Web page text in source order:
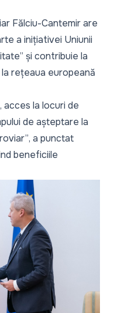
Fălciu-Cantemir are
a inițiativei Uniunii
și contribuie la
rețeaua europeană
acces la locuri de
de așteptare la
, a punctat
beneficiile